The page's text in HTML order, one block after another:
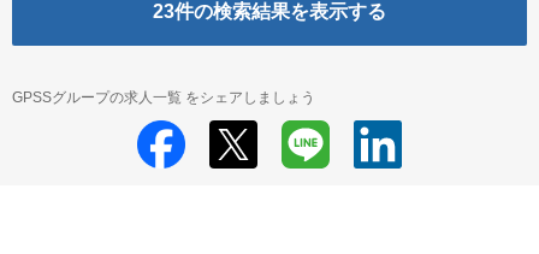
23件の検索結果を表示する
GPSSグループの求人一覧 をシェアしましょう